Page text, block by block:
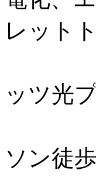
レット
ッツ光
ソン徒